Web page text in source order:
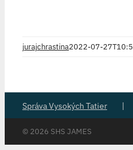
jurajchrastina2022-07-
Správa Vysokých Tatier
© 2026 SHS JAMES